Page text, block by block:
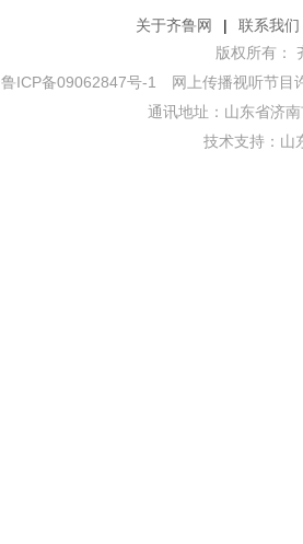
关于齐鲁网 |
联系我们
版权所有：
鲁ICP备09062847号-1
网上传播视听节目
通讯地址：山东省济
技术支持： 山